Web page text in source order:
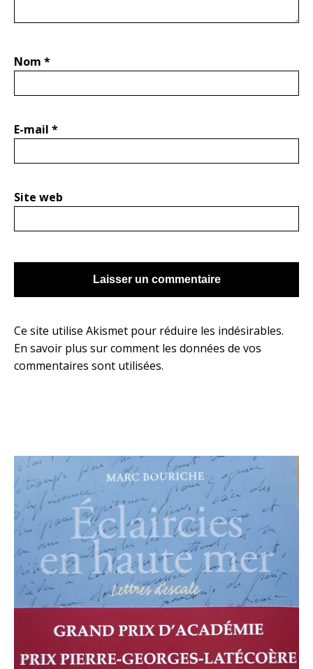
Nom *
E-mail *
Site web
Ce site utilise Akismet pour réduire les indésirables.
En savoir plus sur comment les données de vos
commentaires sont utilisées.